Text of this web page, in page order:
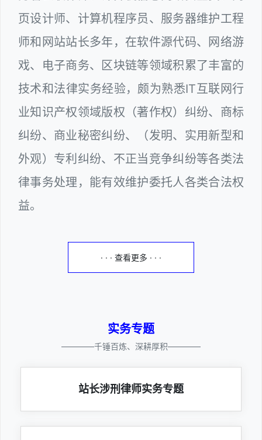
页设计师、计算机程序员、服务器维护工程
师和网站站长多年，在软件源代码、网络游
戏、电子商务、区块链等领域积累了丰富的
技术和法律实务经验，颇为熟悉IT互联网行
业知识产权领域版权（著作权）纠纷、商标
纠纷、商业秘密纠纷、（发明、实用新型和
外观）专利纠纷、不正当竞争纠纷等各类法
律事务处理，能有效维护委托人各类合法权
益。
· · · 查看更多 · · ·
实务专题
————千锤百炼、深耕厚积————
站长涉刑律师实务专题